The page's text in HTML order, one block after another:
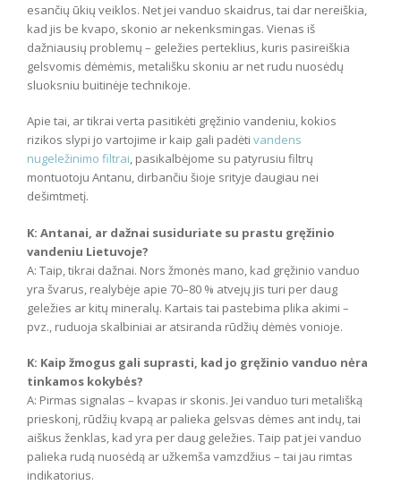
esančių ūkių veiklos. Net jei vanduo skaidrus, tai dar nereiškia,
kad jis be kvapo, skonio ar nekenksmingas. Vienas iš
dažniausių problemų – geležies perteklius, kuris pasireiškia
gelsvomis dėmėmis, metališku skoniu ar net rudu nuosėdų
sluoksniu buitinėje technikoje.
Apie tai, ar tikrai verta pasitikėti gręžinio vandeniu, kokios
rizikos slypi jo vartojime ir kaip gali padėti vandens
nugeležinimo filtrai, pasikalbėjome su patyrusiu filtrų
montuotoju Antanu, dirbančiu šioje srityje daugiau nei
dešimtmetį.
K: Antanai, ar dažnai susiduriate su prastu gręžinio
vandeniu Lietuvoje?
A: Taip, tikrai dažnai. Nors žmonės mano, kad gręžinio vanduo
yra švarus, realybėje apie 70–80 % atvejų jis turi per daug
geležies ar kitų mineralų. Kartais tai pastebima plika akimi –
pvz., ruduoja skalbiniai ar atsiranda rūdžių dėmės vonioje.
K: Kaip žmogus gali suprasti, kad jo gręžinio vanduo nėra
tinkamos kokybės?
A: Pirmas signalas – kvapas ir skonis. Jei vanduo turi metališką
prieskonį, rūdžių kvapą ar palieka gelsvas dėmes ant indų, tai
aiškus ženklas, kad yra per daug geležies. Taip pat jei vanduo
palieka rudą nuosėdą ar užkemša vamzdžius – tai jau rimtas
indikatorius.